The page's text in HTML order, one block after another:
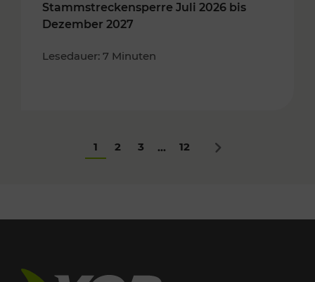
Stammstreckensperre Juli 2026 bis
Dezember 2027
Lesedauer: 7 Minuten
1 2 3 ... 12 Nächstes